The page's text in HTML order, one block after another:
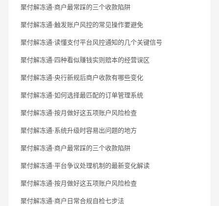
聚付解冻通·商户最常踩的三个收款陷阱
聚付解冻通·触发账户风控的常见操作要避免
聚付解冻通·读懂支付平台风控通知的几个关键信号
聚付解冻通·四种看似赚钱实则赔本的经营误区
聚付解冻通·央行新规后商户收款有哪些变化
聚付解冻通·如何选择最匹配的订单管理系统
聚付解冻通·按月做好这五项账户风险检查
聚付解冻通·系统升级时容易出问题的地方
聚付解冻通·商户最常踩的三个收款陷阱
聚付解冻通·平台争议处理机制的最新变化解读
聚付解冻通·按月做好这五项账户风险检查
聚付解冻通·商户日常合规自检七步法